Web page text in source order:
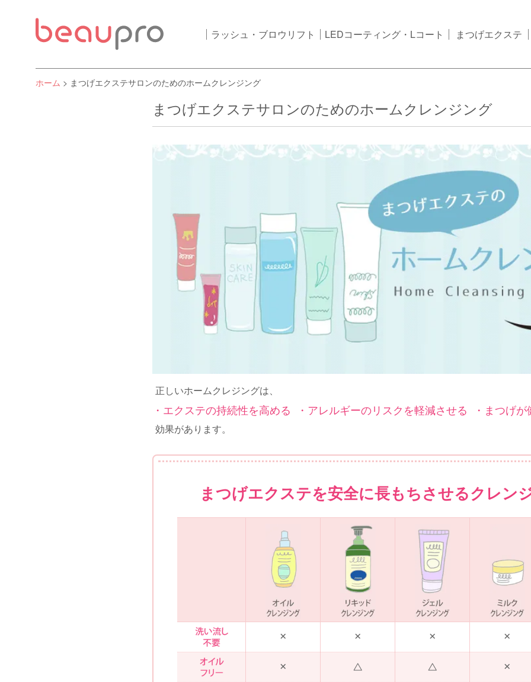
ラッシュ・ブロウリフト LEDコーティング・Lコート まつげエクステ
ホーム > まつげエクステサロンのためのホームクレンジング
まつげエクステサロンのためのホームクレンジング
正しいホームクレジングは、
・エクステの持続性を高める ・アレルギーのリスクを軽減させる ・まつげ
効果があります。
まつげエクステを安全に長もちさせるクレン